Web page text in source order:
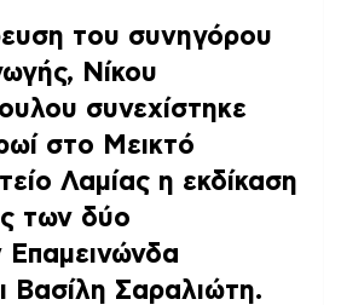
του συνηγόρου
Νίκου
συνεχίστηκε
στο Μεικτό
Λαμίας η εκδίκαση
των δύο
Επαμεινώνδα
Βασίλη Σαραλιώτη.